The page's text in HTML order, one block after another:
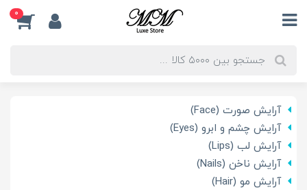
0
آرایش صورت (Face)
آرایش چشم و ابرو (Eyes)
آرایش لب (Lips)
آرایش ناخن (Nails)
آرایش مو (Hair)